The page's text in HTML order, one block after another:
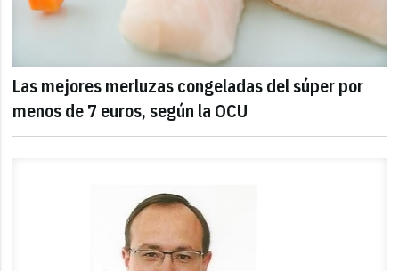
Las mejores merluzas congeladas del súper por
menos de 7 euros, según la OCU